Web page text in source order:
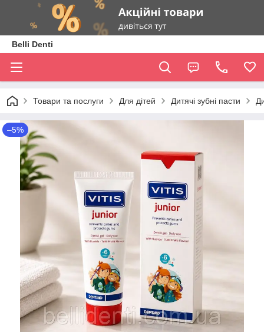
Belli Denti
Товари та послуги Для дітей Дитячі зубні пасти
–5%